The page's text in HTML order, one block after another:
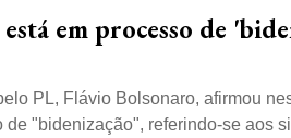
em processo de
PL, Flávio Bolsonaro, afirmou
de "bidenização", referindo-se aos